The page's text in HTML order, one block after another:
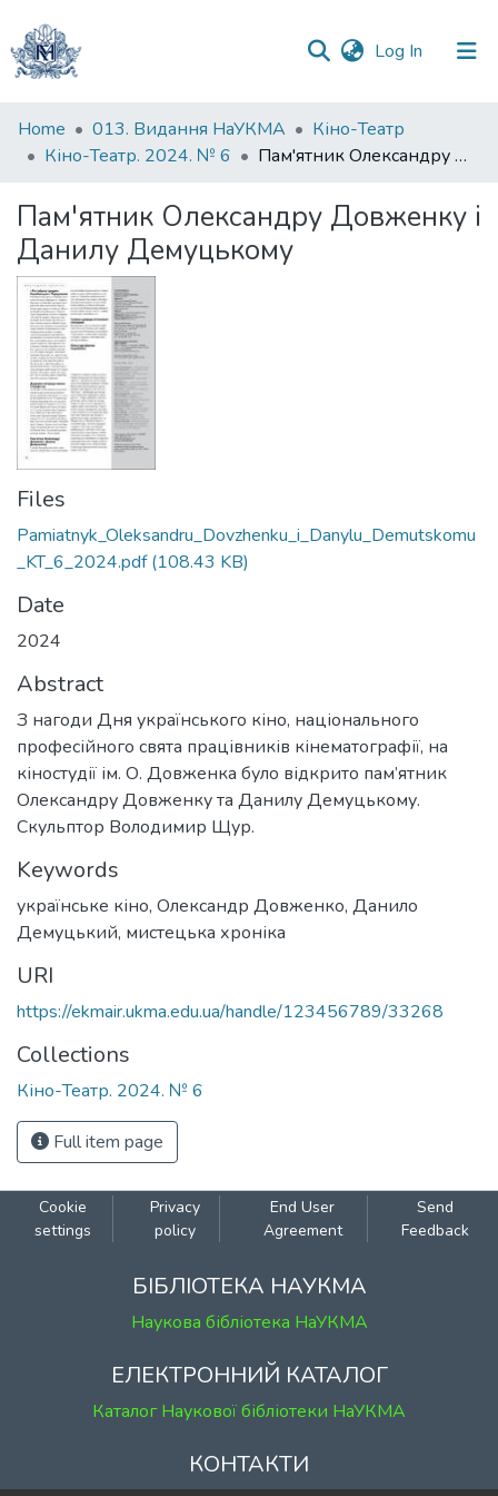
Log In (current)
Communities
&
All of DSpace
Statistics
Home 013. Видання НаУКМА
Кіно-Театр
Кіно-Театр. 2024. № 6
Пам'ятник Олександру Довженку і Данилу Демуцькому
Пам'ятник Олександру Довженку і
Данилу Демуцькому
Files
Pamiatnyk_Oleksandru_Dovzhenku_i_Danylu_Demutskomu
_KT_6_2024.pdf(108.43 KB)
Date
2024
Abstract
З нагоди Дня українського кіно, національного
професійного свята працівників кінематографії, на
кіностудії ім. О. Довженка було відкрито пам’ятник
Олександру Довженку та Данилу Демуцькому.
Скульптор Володимир Щур.
Keywords
українське кіно, Олександр Довженко, Данило
Демуцький, мистецька хроніка
URI
https://ekmair.ukma.edu.ua/handle/123456789/33268
Collections
Кіно-Театр. 2024. № 6
Full item page
Cookie
settings
Privacy
policy
End User
Agreement
Send
Feedback
БІБЛІОТЕКА НАУКМА
Наукова бібліотека НаУКМА
ЕЛЕКТРОННИЙ КАТАЛОГ
Каталог Наукової бібліотеки НаУКМА
КОНТАКТИ